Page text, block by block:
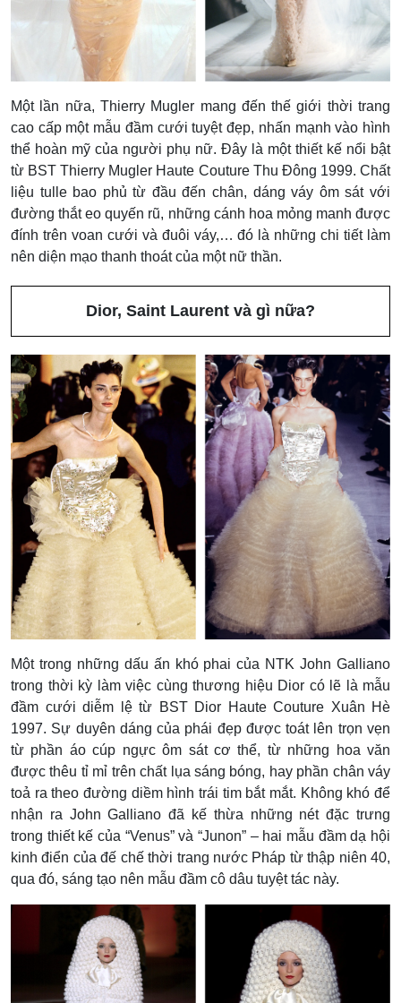
Một lần nữa, Thierry Mugler mang đến thế giới thời trang
cao cấp một mẫu đầm cưới tuyệt đẹp, nhấn mạnh vào hình
thể hoàn mỹ của người phụ nữ. Đây là một thiết kế nổi bật
từ BST Thierry Mugler Haute Couture Thu Đông 1999. Chất
liệu tulle bao phủ từ đầu đến chân, dáng váy ôm sát với
đường thắt eo quyến rũ, những cánh hoa mỏng manh được
đính trên voan cưới và đuôi váy,… đó là những chi tiết làm
nên diện mạo thanh thoát của một nữ thần.
Dior, Saint Laurent và gì nữa?
Một trong những dấu ấn khó phai của NTK John Galliano
trong thời kỳ làm việc cùng thương hiệu Dior có lẽ là mẫu
đầm cưới diễm lệ từ BST Dior Haute Couture Xuân Hè
1997. Sự duyên dáng của phái đẹp được toát lên trọn vẹn
từ phần áo cúp ngực ôm sát cơ thể, từ những hoa văn
được thêu tỉ mỉ trên chất lụa sáng bóng, hay phần chân váy
toả ra theo đường diềm hình trái tim bắt mắt. Không khó để
nhận ra John Galliano đã kế thừa những nét đặc trưng
trong thiết kế của “Venus” và “Junon” – hai mẫu đầm dạ hội
kinh điển của đế chế thời trang nước Pháp từ thập niên 40,
qua đó, sáng tạo nên mẫu đầm cô dâu tuyệt tác này.